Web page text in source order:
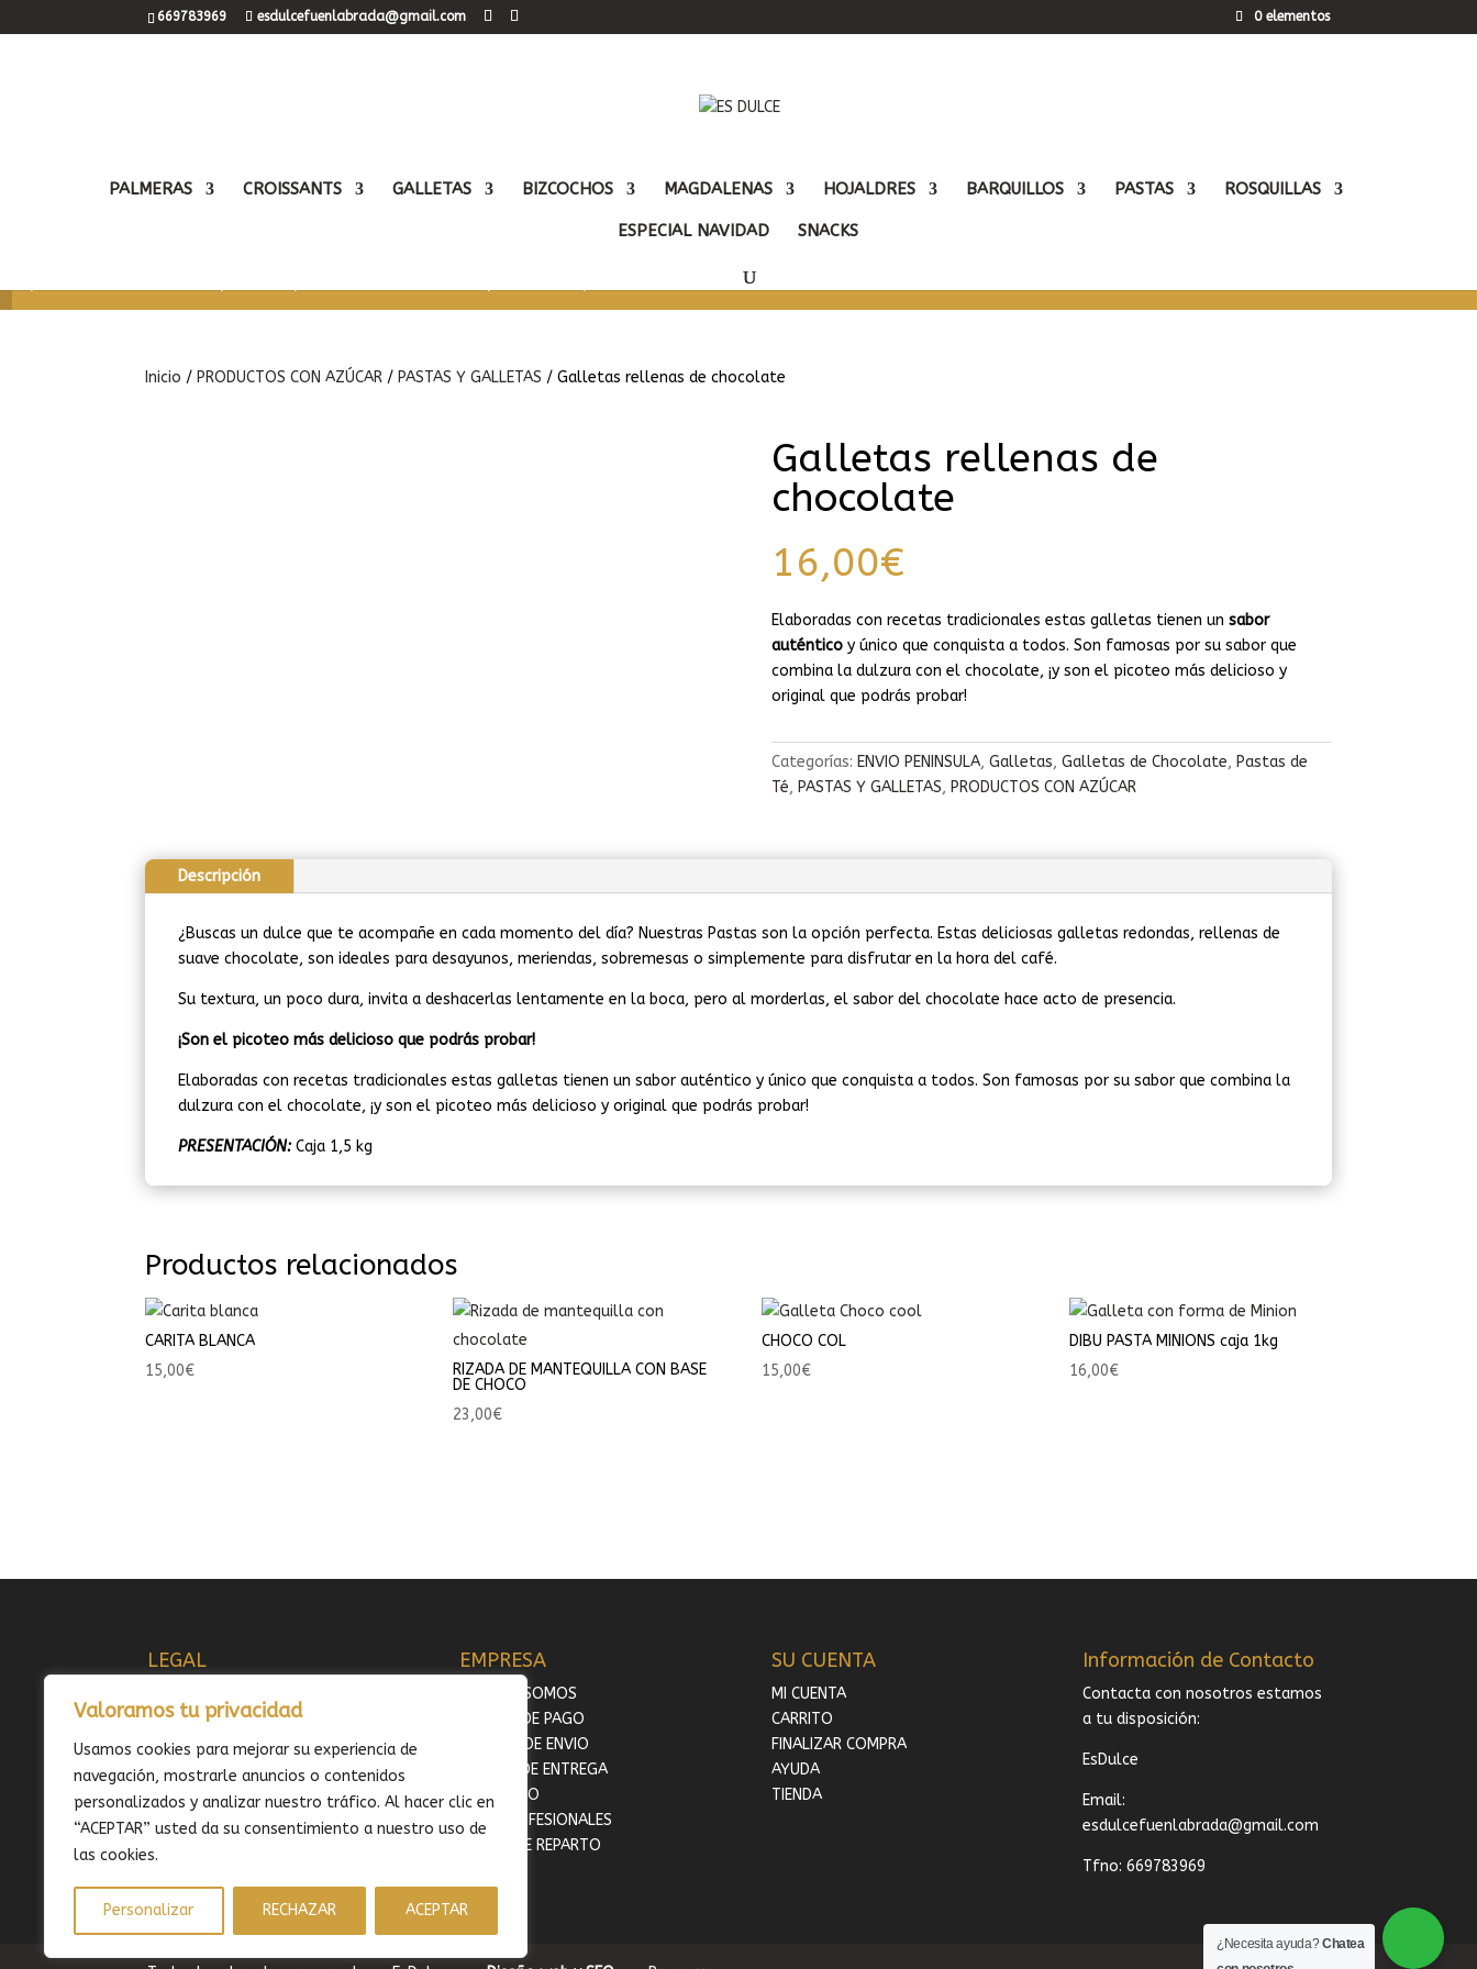
Valoramos tu privacidad
Usamos cookies para mejorar su experiencia de
navegación, mostrarle anuncios o contenidos
personalizados y analizar nuestro tráfico. Al hacer clic en
“ACEPTAR” usted da su consentimiento a nuestro uso de
las cookies.
Personalizar RECHAZAR ACEPTAR
669783969 esdulcefuenlabrada@gmail.com 0 elementos
PALMERAS CROISSANTS GALLETAS BIZCOCHOS MAGDALENAS HOJALDRES BARQUILLOS PASTAS ROSQUILLAS
ESPECIAL NAVIDAD SNACKS
Inicio / PRODUCTOS CON AZÚCAR / PASTAS Y GALLETAS / Galletas rellenas de chocolate
Galletas rellenas de
chocolate
16,00€
Elaboradas con recetas tradicionales estas galletas tienen un sabor
auténticoy único que conquista a todos. Son famosas por su sabor que
combina la dulzura con el chocolate, ¡y son el picoteo más delicioso y
original que podrás probar!
Categorías: ENVIO PENINSULA, Galletas, Galletas de Chocolate, Pastas de
Té, PASTAS Y GALLETAS, PRODUCTOS CON AZÚCAR
Descripción
¿Buscas un dulce que te acompañe en cada momento del día? Nuestras Pastas son la opción perfecta. Estas deliciosas galletas redondas, rellenas de
suave chocolate, son ideales para desayunos, meriendas, sobremesas o simplemente para disfrutar en la hora del café.
Su textura, un poco dura, invita a deshacerlas lentamente en la boca, pero al morderlas, el sabor del chocolate hace acto de presencia.
¡Son el picoteo más delicioso que podrás probar!
Elaboradas con recetas tradicionales estas galletas tienen un sabor auténtico y único que conquista a todos. Son famosas por su sabor que combina la
dulzura con el chocolate, ¡y son el picoteo más delicioso y original que podrás probar!
PRESENTACIÓN: Caja 1,5 kg
Productos relacionados
CARITA BLANCA
15,00€
RIZADA DE MANTEQUILLA CON BASE
DE CHOCO
23,00€
CHOCO COL
15,00€
DIBU PASTA MINIONS caja 1kg
16,00€
LEGAL
POLÍTICA DE COOKIES
POLÍTICA DE PRIVACIDAD
CONDICIONES SERVICIO
DEVOLUCIONES Y REEMBOLSOS
EMPRESA
QUIÉNES SOMOS
FORMAS DE PAGO
GASTOS DE ENVIO
PLAZOS DE ENTREGA
CONTACTO
ALTA PROFESIONALES
ZONAS DE REPARTO
SU CUENTA
MI CUENTA
CARRITO
FINALIZAR COMPRA
AYUDA
TIENDA
Información de Contacto
Contacta con nosotros estamos
a tu disposición:
EsDulce
Email:
esdulcefuenlabrada@gmail.com
Tfno: 669783969
¿Necesita ayuda?Chatea